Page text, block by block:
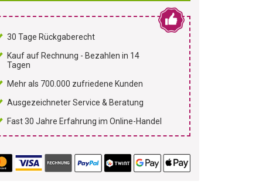
30 Tage Rückgaberecht
Kauf auf Rechnung - Bezahlen in 14
Tagen
Mehr als 700.000 zufriedene Kunden
Ausgezeichneter Service & Beratung
Fast 30 Jahre Erfahrung im Online-Handel